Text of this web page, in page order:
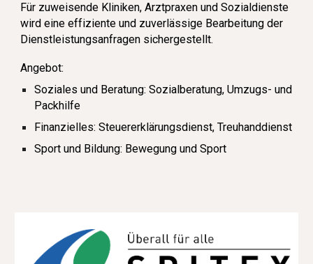
Für zuweisende Kliniken, Arztpraxen und Sozialdienste
wird eine effiziente und zuverlässige Bearbeitung der
Dienstleistungsanfragen sichergestellt.
Angebot:
Soziales und Beratung: Sozialberatung, Umzugs- und
Packhilfe
Finanzielles: Steuererklärungsdienst, Treuhanddienst
Sport und Bildung: Bewegung und Sport